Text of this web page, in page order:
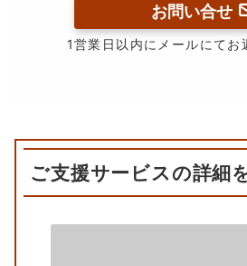
お問い合せ
1営業日以内にメールにてお
ご支援サービスの詳細